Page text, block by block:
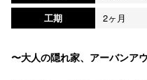
工期
2ヶ月
〜大人の隠れ家、アーバンア